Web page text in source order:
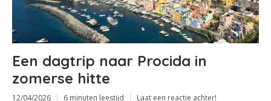
Een dagtrip naar Procida in
zomerse hitte
12/04/2026 6 minuten leestijd Laat een reactie achter!